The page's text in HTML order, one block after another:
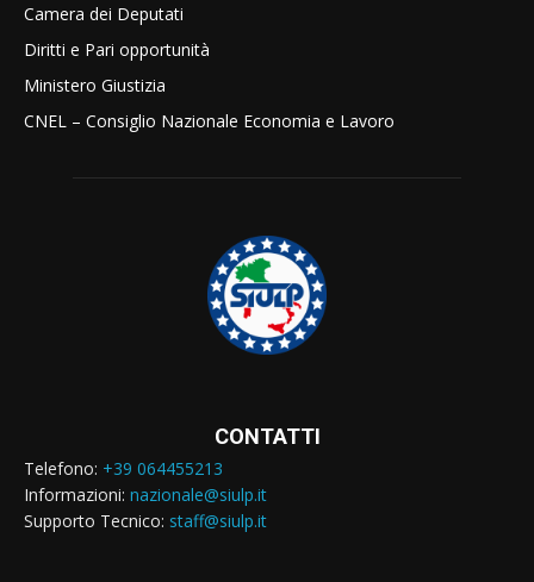
Camera dei Deputati
Diritti e Pari opportunità
Ministero Giustizia
CNEL – Consiglio Nazionale Economia e Lavoro
CONTATTI
Telefono: +39 064455213
Informazioni: nazionale@siulp.it
Supporto Tecnico: staff@siulp.it